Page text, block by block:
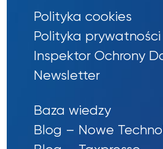
Polityka cookies
Polityka prywatności
Inspektor Ochrony
Newsletter
Baza wiedzy
Blog – Nowe